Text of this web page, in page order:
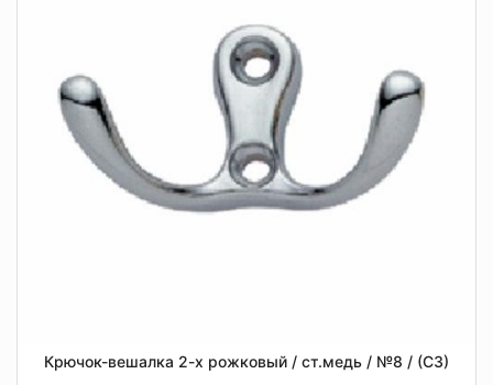
Крючок-вешалка 2-х рожковый / ст.медь / №8 / (СЗ)